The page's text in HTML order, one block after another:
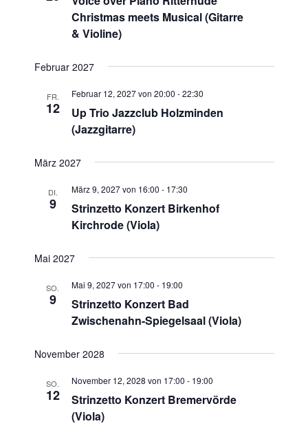
Christmas meets Musical (Gitarre
& Violine)
Februar 2027
FR.
12
Up Trio Jazzclub Holzminden
(Jazzgitarre)
Februar 12, 2027 von 20:00 -22:30
März 2027
DI.
9
Strinzetto Konzert Birkenhof
Kirchrode (Viola)
März 9, 2027 von 16:00 - 17:30
Mai 2027
SO.
9
Strinzetto Konzert Bad
Zwischenahn-Spiegelsaal (Viola)
Mai 9, 2027 von 17:00 - 19:00
November 2028
SO.
12
Strinzetto Konzert Bremervörde
(Viola)
November 12, 2028 von 17:00 - 19:00